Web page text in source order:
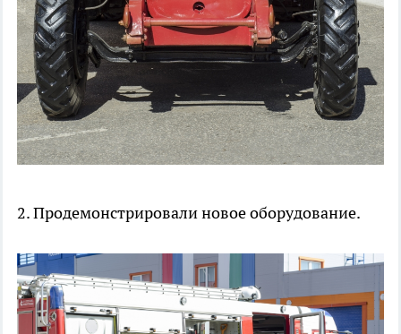
2. Продемонстрировали новое оборудование.